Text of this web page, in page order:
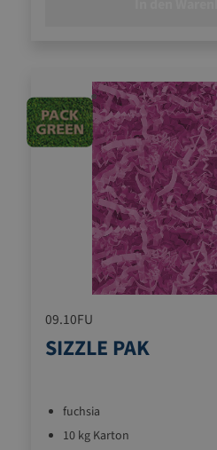
09.10FU
SIZZLE PAK
fuchsia
10 kg Karton